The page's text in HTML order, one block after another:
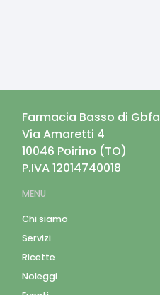
Farmacia Basso di
Via Amaretti 4
10046 Poirino (TO)
P.IVA12014740018
MENU
Chi siamo
Servizi
Ricette
Noleggi